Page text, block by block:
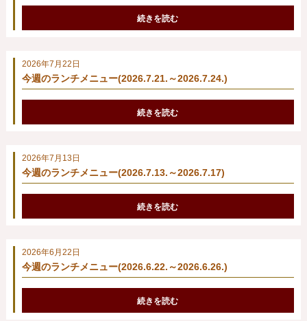
続きを読む
2026年7月22日
今週のランチメニュー(2026.7.21.～2026.7.24.)
続きを読む
2026年7月13日
今週のランチメニュー(2026.7.13.～2026.7.17)
続きを読む
2026年6月22日
今週のランチメニュー(2026.6.22.～2026.6.26.)
続きを読む